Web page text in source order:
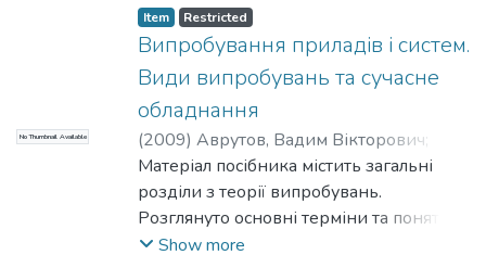
ЕОМ, особливості їхньої програмної
реалізації. Значну увагу приділено
засобам цифрової обробки даних і
чисельному інтегруванню
диференційних рівнянь. При
викладенні широко застосовуються
засоби комп‘ютерної системи MatLAB
інженерних обчислень на ЕОМ. Для
студентів вищих технічних навчальних
закладів. Може бути корисним
No Thumbnail Available
Item Restricted
Випробування приладів і систем.
Види випробувань та сучасне
обладнання
(2009) Аврутов, Вадим Вікторович;
Аврутова, І. В.;Попов, В. М.;
Приладобудівний факультет;
«КПІ»
Матеріал посібника містить загальні
розділи з теорії випробувань.
Розглянуто основні терміни та поняття,
показано місце випробувань у
Show more